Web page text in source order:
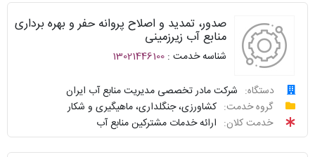
نظرسنجی
سوالات
متداول
سامانه
خدمات
دولت
پاسخگو
نحوه
توافقنامه
شناسنامه
صدور، تمدید و اصلاح پروانه حفر و بهره برداری
منابع آب زیرزمینی
شناسه خدمت : 13021446100
دستگاه:
شرکت مادر تخصصی مدیریت منابع آب ایران
گروه خدمت:
کشاورزی، جنگلداری، ماهیگیری و شکار
خدمت کلان:
ارائه خدمات مشترکین منابع آب
درخواست
پیگیری